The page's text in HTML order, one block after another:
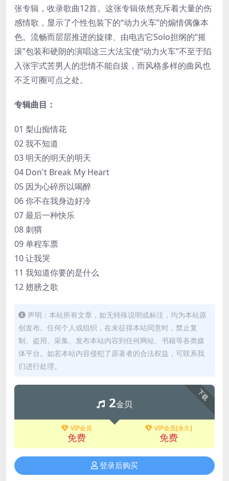
张专辑，收录歌曲12首。这张专辑依然充斥着大量的伤
感情歌，显示了个性包装下的“动力火车”的煽情偶像本
色。流畅而层层推进的旋律、由电吉它Solo担纲的“摇
滚”包装和硬朗的演唱这三大法宝使“动力火车”不至于陷
入张宇式苦男人的悲情不能自拔，而风格多样的曲风也
不乏可圈可点之处。
专辑曲目：
01 梨山痴情花
02 我不知道
03 明天的明天的明天
04 Don't Break My Heart
05 因为心碎所以喝醉
06 你不在我身边好冷
07 最后一种快乐
08 刺猬
09 单程车票
10 让我哭
11 我知道你要的是什么
12 翅膀之歌
声明：本站所有文章，如无特殊说明或标注，均为本站原
创发布。任何个人或组织，在未征得本站同意时，禁止复
制、盗用、采集、发布本站内容到任何网站、书籍等各类媒
体平台。如若本站内容侵犯了原著者的合法权益，可联系我
们进行处理。
下载
2金贝
VIP会员
免费
VIP会员[永久]
免费
登录后购买